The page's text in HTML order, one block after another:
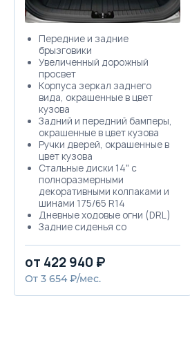
Передние и задние
брызговики
Увеличенный дорожный
просвет
Корпуса зеркал заднего
вида, окрашенные в цвет
кузова
Задний и передний бамперы,
окрашенные в цвет кузова
Ручки дверей, окрашенные в
цвет кузова
Стальные диски 14" с
полноразмерными
декоративными колпаками и
шинами 175/65 R14
Дневные ходовые огни (DRL)
Задние сиденья со
соотношении 60/40
Подстаканники на
центральной консоли
Шторка багажного
от 422 940 ₽
От 3 654 ₽/мес.